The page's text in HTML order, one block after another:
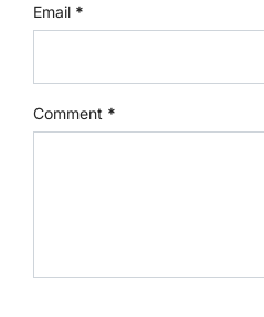
Email *
Comment *